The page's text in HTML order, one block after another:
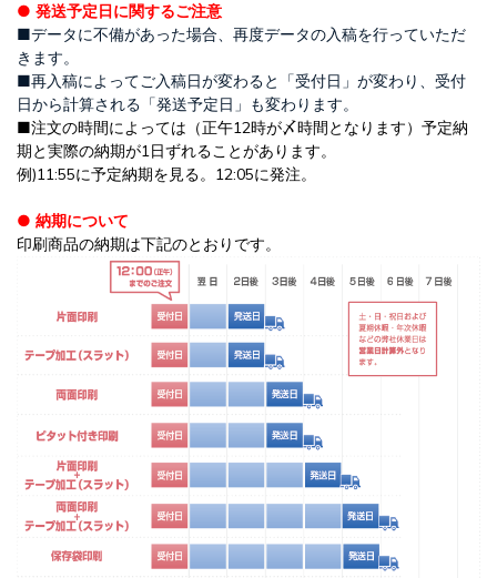
● 発送予定日に関するご注意
■データに不備があった場合、再度データの入稿を行っていただ
きます。
■再入稿によってご入稿日が変わると「受付日」が変わり、受付
日から計算される「発送予定日」も変わります。
■注文の時間によっては（正午12時が〆時間となります）予定納
期と実際の納期が1日ずれることがあります。
例)11:55に予定納期を見る。12:05に発注。
● 納期について
印刷商品の納期は下記のとおりです。